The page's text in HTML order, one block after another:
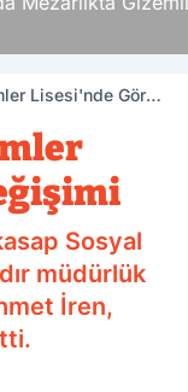
Lisesi'nde Görev
Sosyal
müdürlük
İren,